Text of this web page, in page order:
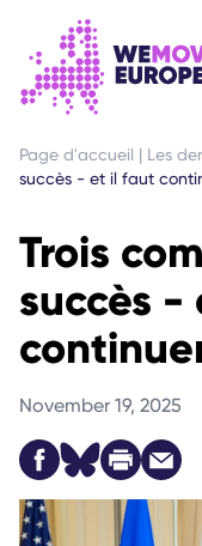
ALLER AU CONTENU
PASSER À LA
Page d'accueil | Les
succès - et il faut
Trois
succès -
November 19, 2025